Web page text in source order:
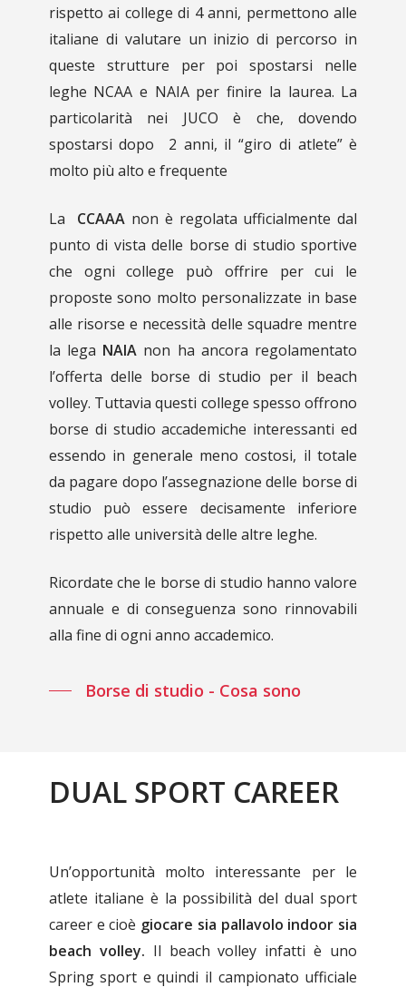
rispetto ai college di 4 anni, permettono alle
italiane di valutare un inizio di percorso in
queste strutture per poi spostarsi nelle
leghe NCAA e NAIA per finire la laurea. La
particolarità nei JUCO è che, dovendo
spostarsi dopo 2 anni, il “giro di atlete” è
molto più alto e frequente
La CCAAA non è regolata ufficialmente dal
punto di vista delle borse di studio sportive
che ogni college può offrire per cui le
proposte sono molto personalizzate in base
alle risorse e necessità delle squadre mentre
la lega NAIA non ha ancora regolamentato
l’offerta delle borse di studio per il beach
volley. Tuttavia questi college spesso offrono
borse di studio accademiche interessanti ed
essendo in generale meno costosi, il totale
da pagare dopo l’assegnazione delle borse di
studio può essere decisamente inferiore
rispetto alle università delle altre leghe.
Ricordate che le borse di studio hanno valore
annuale e di conseguenza sono rinnovabili
alla fine di ogni anno accademico.
Borse di studio - Cosa sono
DUAL SPORT CAREER
Un’opportunità molto interessante per le
atlete italiane è la possibilità del dual sport
career e cioè giocare sia pallavolo indoor sia
beach volley. Il beach volley infatti è uno
Spring sport e quindi il campionato ufficiale